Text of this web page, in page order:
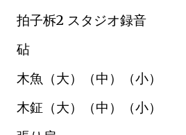
拍子柝2 スタジオ録音
砧
木魚（大）（中）（小）
木鉦（大）（中）（小）